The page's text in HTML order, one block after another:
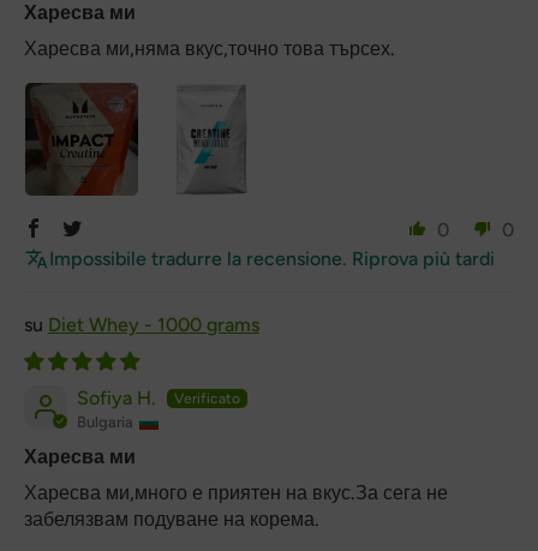
Харесва ми
Харесва ми,няма вкус,точно това търсех.
0
0
Impossibile tradurre la recensione. Riprova più tardi
Diet Whey - 1000 grams
Sofiya H.
Bulgaria
Харесва ми
Харесва ми,много е приятен на вкус.За сега не
забелязвам подуване на корема.